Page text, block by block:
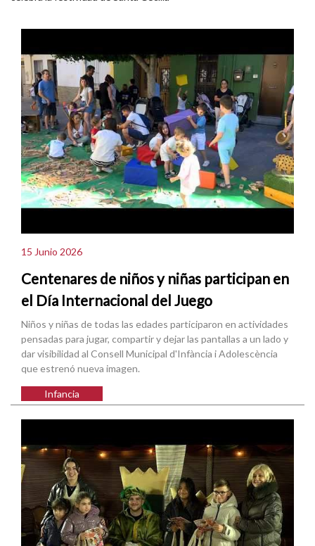
15 Junio 2026
Centenares de niños y niñas participan en
el Día Internacional del Juego
Niños y niñas de todas las edades participaron en actividades
pensadas para jugar, compartir y dejar las pantallas a un lado y
dar visibilidad al Consell Municipal d'Infància i Adolescència
que estrenó nueva imagen.
Infancia